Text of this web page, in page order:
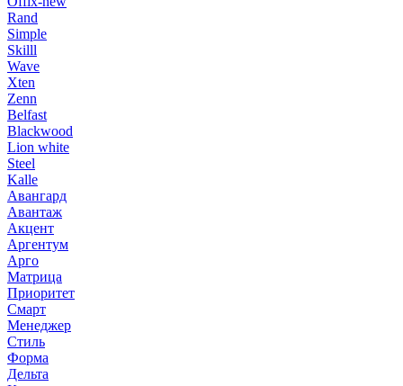
Rand
Simple
Skilll
Wave
Xten
Zenn
Belfast
Blackwood
Lion white
Steel
Kalle
Авангард
Авантаж
Акцент
Аргентум
Арго
Матрица
Приоритет
Смарт
Менеджер
Стиль
Форма
Дельта